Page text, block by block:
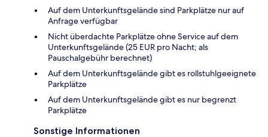
Auf dem Unterkunftsgelände sind Parkplätze nur auf
Anfrage verfügbar
Nicht überdachte Parkplätze ohne Service auf dem
Unterkunftsgelände (25 EUR pro Nacht; als
Pauschalgebühr berechnet)
Auf dem Unterkunftsgelände gibt es rollstuhlgeeignete
Parkplätze
Auf dem Unterkunftsgelände gibt es nur begrenzt
Parkplätze
Sonstige Informationen